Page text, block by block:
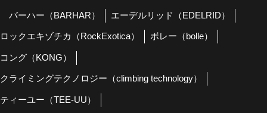
バーハー（BARHAR） エーデルリッド（EDELRID）
ロックエキゾチカ（RockExotica） ボレー（bolle）
コング（KONG）
クライミングテクノロジー（climbing technology）
ティーユー（TEE-UU）